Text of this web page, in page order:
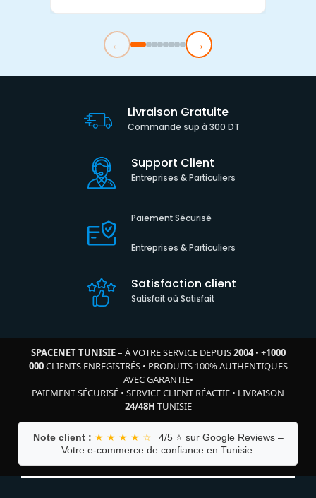
← →
Livraison Gratuite
Commande sup à 300 DT
Support Client
Entreprises & Particuliers
Paiement Sécurisé
Entreprises & Particuliers
Satisfaction client
Satisfait où Satisfait
SPACENET TUNISIE– À VOTRE SERVICE DEPUIS2004• +1000
000CLIENTS ENREGISTRÉS• PRODUITS 100% AUTHENTIQUES
AVEC GARANTIE•
PAIEMENT SÉCURISÉ • SERVICE CLIENT RÉACTIF • LIVRAISON
24/48H TUNISIE
Note client : ★ ★ ★ ★ ☆
4/5 ⭐ sur Google Reviews –
Votre e-commerce de confiance en Tunisie.